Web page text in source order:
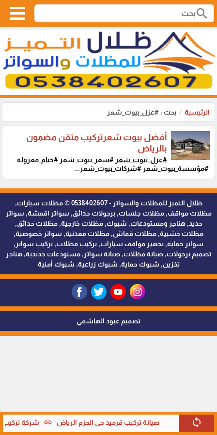
search
الرئيسية بحث : #عزل_بيوت_شعر
sync صيانة تركيب قرميد حي الحزم الرياض link شركة تركيب
أفضل بيوت شعرتركيب متقن مضمون
بالرياض
#عزل_بيوت_شعر #سعر_بيوت_شعر #خيام_معزولة
#مؤسسة_بيوت_شعر #شركات_بيوت_شعر...
ظلال التميز للمظلات والسواتر - 0538402607 © مظلات سيارات,
مظلات مواقف, مظلات جلسات, برجولات حدائق, سواتر اقمشة, سواتر
حديد, هناجر ومستودعات, شبوك, مظلات خارجية, مظلات حدائق,
مظلات خشبية, مظلات قماش, مظلات معدنية, سواتر خصوصية,
سواتر حماية, تجهيز مواقف سيارات, تركيب مظلات, تركيب سواتر,
تصميم برجولات, صيانة مظلات, صيانة سواتر, مستودعات حديدية, هناجر
تخزين, شبوك حماية, شبوك زراعية, شبوك أمنية
تصميم عبود الهاشمي